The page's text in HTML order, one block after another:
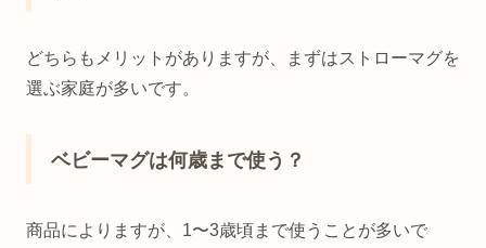
どちらもメリットがありますが、まずはストローマグを
選ぶ家庭が多いです。
ベビーマグは何歳まで使う？
商品によりますが、1〜3歳頃まで使うことが多いで